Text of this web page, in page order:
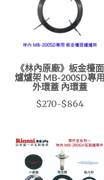
《林內原廠》板金檯面
爐爐架 MB-200SD專用
外環蓋 內環蓋
$270-$864